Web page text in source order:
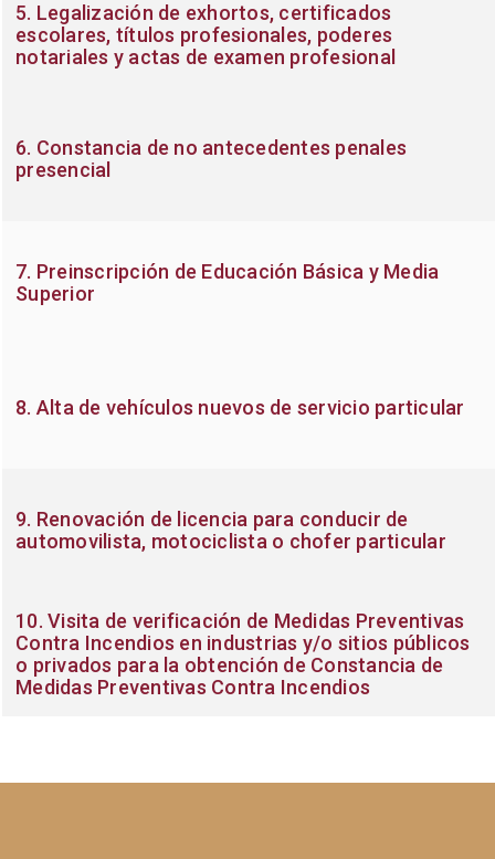
5. Legalización de exhortos, certificados
escolares, títulos profesionales, poderes
notariales y actas de examen profesional
6. Constancia de no antecedentes penales
presencial
7. Preinscripción de Educación Básica y Media
Superior
8. Alta de vehículos nuevos de servicio particular
9. Renovación de licencia para conducir de
automovilista, motociclista o chofer particular
10. Visita de verificación de Medidas Preventivas
Contra Incendios en industrias y/o sitios públicos
o privados para la obtención de Constancia de
Medidas Preventivas Contra Incendios